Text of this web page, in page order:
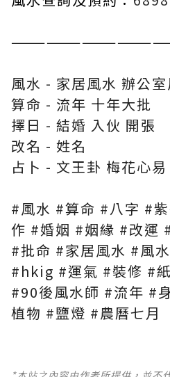
風水 - 家居風水 辦公
算命 - 流年 十年大批
擇日 - 結婚 入伙 開張
改名 - 姓名
占卜 - 文王卦 梅花心易
#風水 #算命 #八字 #
作 #婚姻 #姻緣 #改運
#批命 #家居風水 #風
#hkig #運氣 #裝修 #
#90後風水師 #流年 #
植物 #鹽燈 #農曆七月